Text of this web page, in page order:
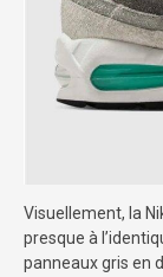
Visuellement, la
presque à
panneaux gris en